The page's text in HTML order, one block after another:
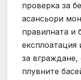
проверка за
асансьори
правилната и
за
плувните